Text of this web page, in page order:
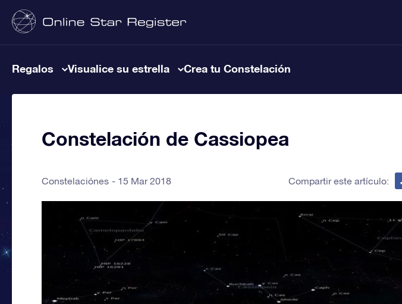
Regalos Visualice su estrella Crea tu Constelación
Constelación de Cassiopea
Constelaciónes 15 Mar 2018 Compartir este artículo: